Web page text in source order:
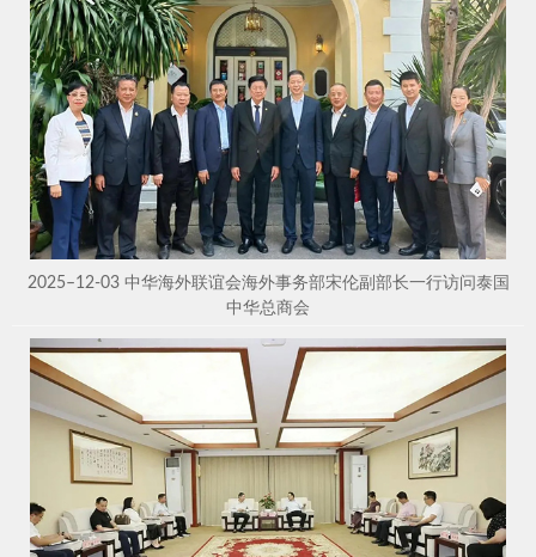
2025–12-03 中华海外联谊会海外事务部宋伦副部长一行访问泰国
中华总商会